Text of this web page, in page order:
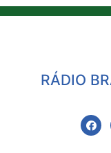
RÁDIO